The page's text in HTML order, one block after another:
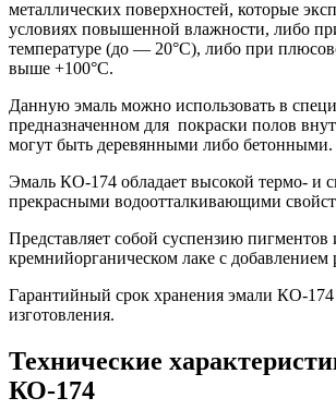
металлических поверхностей, которые
условиях повышенной влажности, либо
температуре (до — 20°С), либо при
выше +100°С.
Данную эмаль можно использовать в
предназначенном для покраски полов
могут быть деревянными либо бетонными.
Эмаль КО-174 обладает высокой термо- и
прекрасными водоотталкивающими
Представляет собой суспензию пигментов
кремнийорганическом лаке с добавлением
Гарантийный срок хранения эмали КО-174
изготовления.
Технические
КО-174